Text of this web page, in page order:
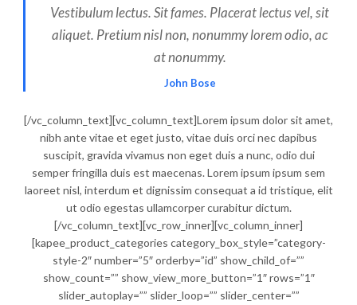
Vestibulum lectus. Sit fames. Placerat lectus vel, sit
aliquet. Pretium nisl non, nonummy lorem odio, ac
at nonummy.
John Bose
[/vc_column_text][vc_column_text]Lorem ipsum dolor sit amet,
nibh ante vitae et eget justo, vitae duis orci nec dapibus
suscipit, gravida vivamus non eget duis a nunc, odio dui
semper fringilla duis est maecenas. Lorem ipsum ipsum sem
laoreet nisl, interdum et dignissim consequat a id tristique, elit
ut odio egestas ullamcorper curabitur dictum.
[/vc_column_text][vc_row_inner][vc_column_inner]
[kapee_product_categories category_box_style=”category-
style-2″ number=”5″ orderby=”id” show_child_of=””
show_count=”” show_view_more_button=”1″ rows=”1″
slider_autoplay=”” slider_loop=”” slider_center=””